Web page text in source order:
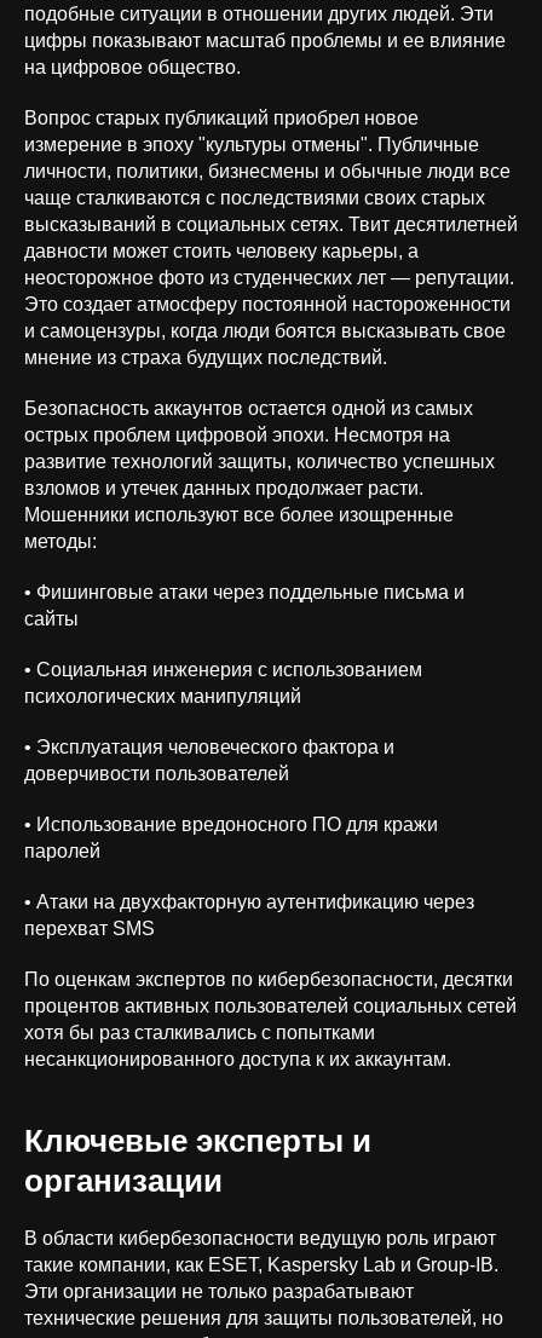
подобные ситуации в отношении других людей. Эти
цифры показывают масштаб проблемы и ее влияние
на цифровое общество.
Вопрос старых публикаций приобрел новое
измерение в эпоху "культуры отмены". Публичные
личности, политики, бизнесмены и обычные люди все
чаще сталкиваются с последствиями своих старых
высказываний в социальных сетях. Твит десятилетней
давности может стоить человеку карьеры, а
неосторожное фото из студенческих лет — репутации.
Это создает атмосферу постоянной настороженности
и самоцензуры, когда люди боятся высказывать свое
мнение из страха будущих последствий.
Безопасность аккаунтов остается одной из самых
острых проблем цифровой эпохи. Несмотря на
развитие технологий защиты, количество успешных
взломов и утечек данных продолжает расти.
Мошенники используют все более изощренные
методы:
• Фишинговые атаки через поддельные письма и
сайты
• Социальная инженерия с использованием
психологических манипуляций
• Эксплуатация человеческого фактора и
доверчивости пользователей
• Использование вредоносного ПО для кражи
паролей
• Атаки на двухфакторную аутентификацию через
перехват SMS
По оценкам экспертов по кибербезопасности, десятки
процентов активных пользователей социальных сетей
хотя бы раз сталкивались с попытками
несанкционированного доступа к их аккаунтам.
Ключевые эксперты и
организации
В области кибербезопасности ведущую роль играют
такие компании, как ESET, Kaspersky Lab и Group-IB.
Эти организации не только разрабатывают
технические решения для защиты пользователей, но